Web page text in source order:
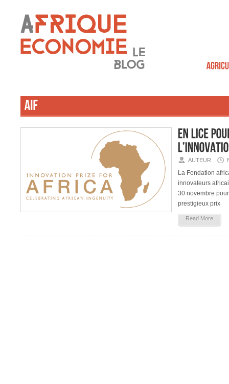
AUTEUR
La Fondation
innovateurs
30 novembre
prestigieux prix
Read More